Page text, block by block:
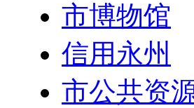
市博物馆
信用永州
市公共资